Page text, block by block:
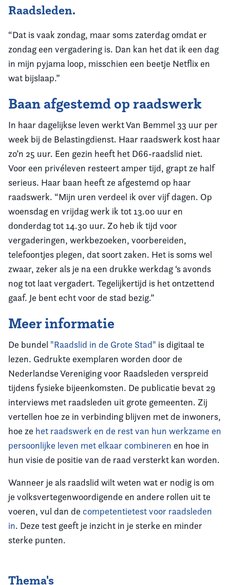
Raadsleden.
“Dat is vaak zondag, maar soms zaterdag omdat er
zondag een vergadering is. Dan kan het dat ik een dag
in mijn pyjama loop, misschien een beetje Netflix en
wat bijslaap.”
Baan afgestemd op raadswerk
In haar dagelijkse leven werkt Van Bemmel 33 uur per
week bij de Belastingdienst. Haar raadswerk kost haar
zo’n 25 uur. Een gezin heeft het D66-raadslid niet.
Voor een privéleven resteert amper tijd, grapt ze half
serieus. Haar baan heeft ze afgestemd op haar
raadswerk. “Mijn uren verdeel ik over vijf dagen. Op
woensdag en vrijdag werk ik tot 13.00 uur en
donderdag tot 14.30 uur. Zo heb ik tijd voor
vergaderingen, werkbezoeken, voorbereiden,
telefoontjes plegen, dat soort zaken. Het is soms wel
zwaar, zeker als je na een drukke werkdag ‘s avonds
nog tot laat vergadert. Tegelijkertijd is het ontzettend
gaaf. Je bent echt voor de stad bezig.”
Meer informatie
De bundel "Raadslid in de Grote Stad" is digitaal te
lezen. Gedrukte exemplaren worden door de
Nederlandse Vereniging voor Raadsleden verspreid
tijdens fysieke bijeenkomsten. De publicatie bevat 29
interviews met raadsleden uit grote gemeenten. Zij
vertellen hoe ze in verbinding blijven met de inwoners,
hoe ze het raadswerk en de rest van hun werkzame en
persoonlijke leven met elkaar combineren en hoe in
hun visie de positie van de raad versterkt kan worden.
Wanneer je als raadslid wilt weten wat er nodig is om
je volksvertegenwoordigende en andere rollen uit te
voeren, vul dan de competentietest voor raadsleden
in. Deze test geeft je inzicht in je sterke en minder
sterke punten.
Thema's